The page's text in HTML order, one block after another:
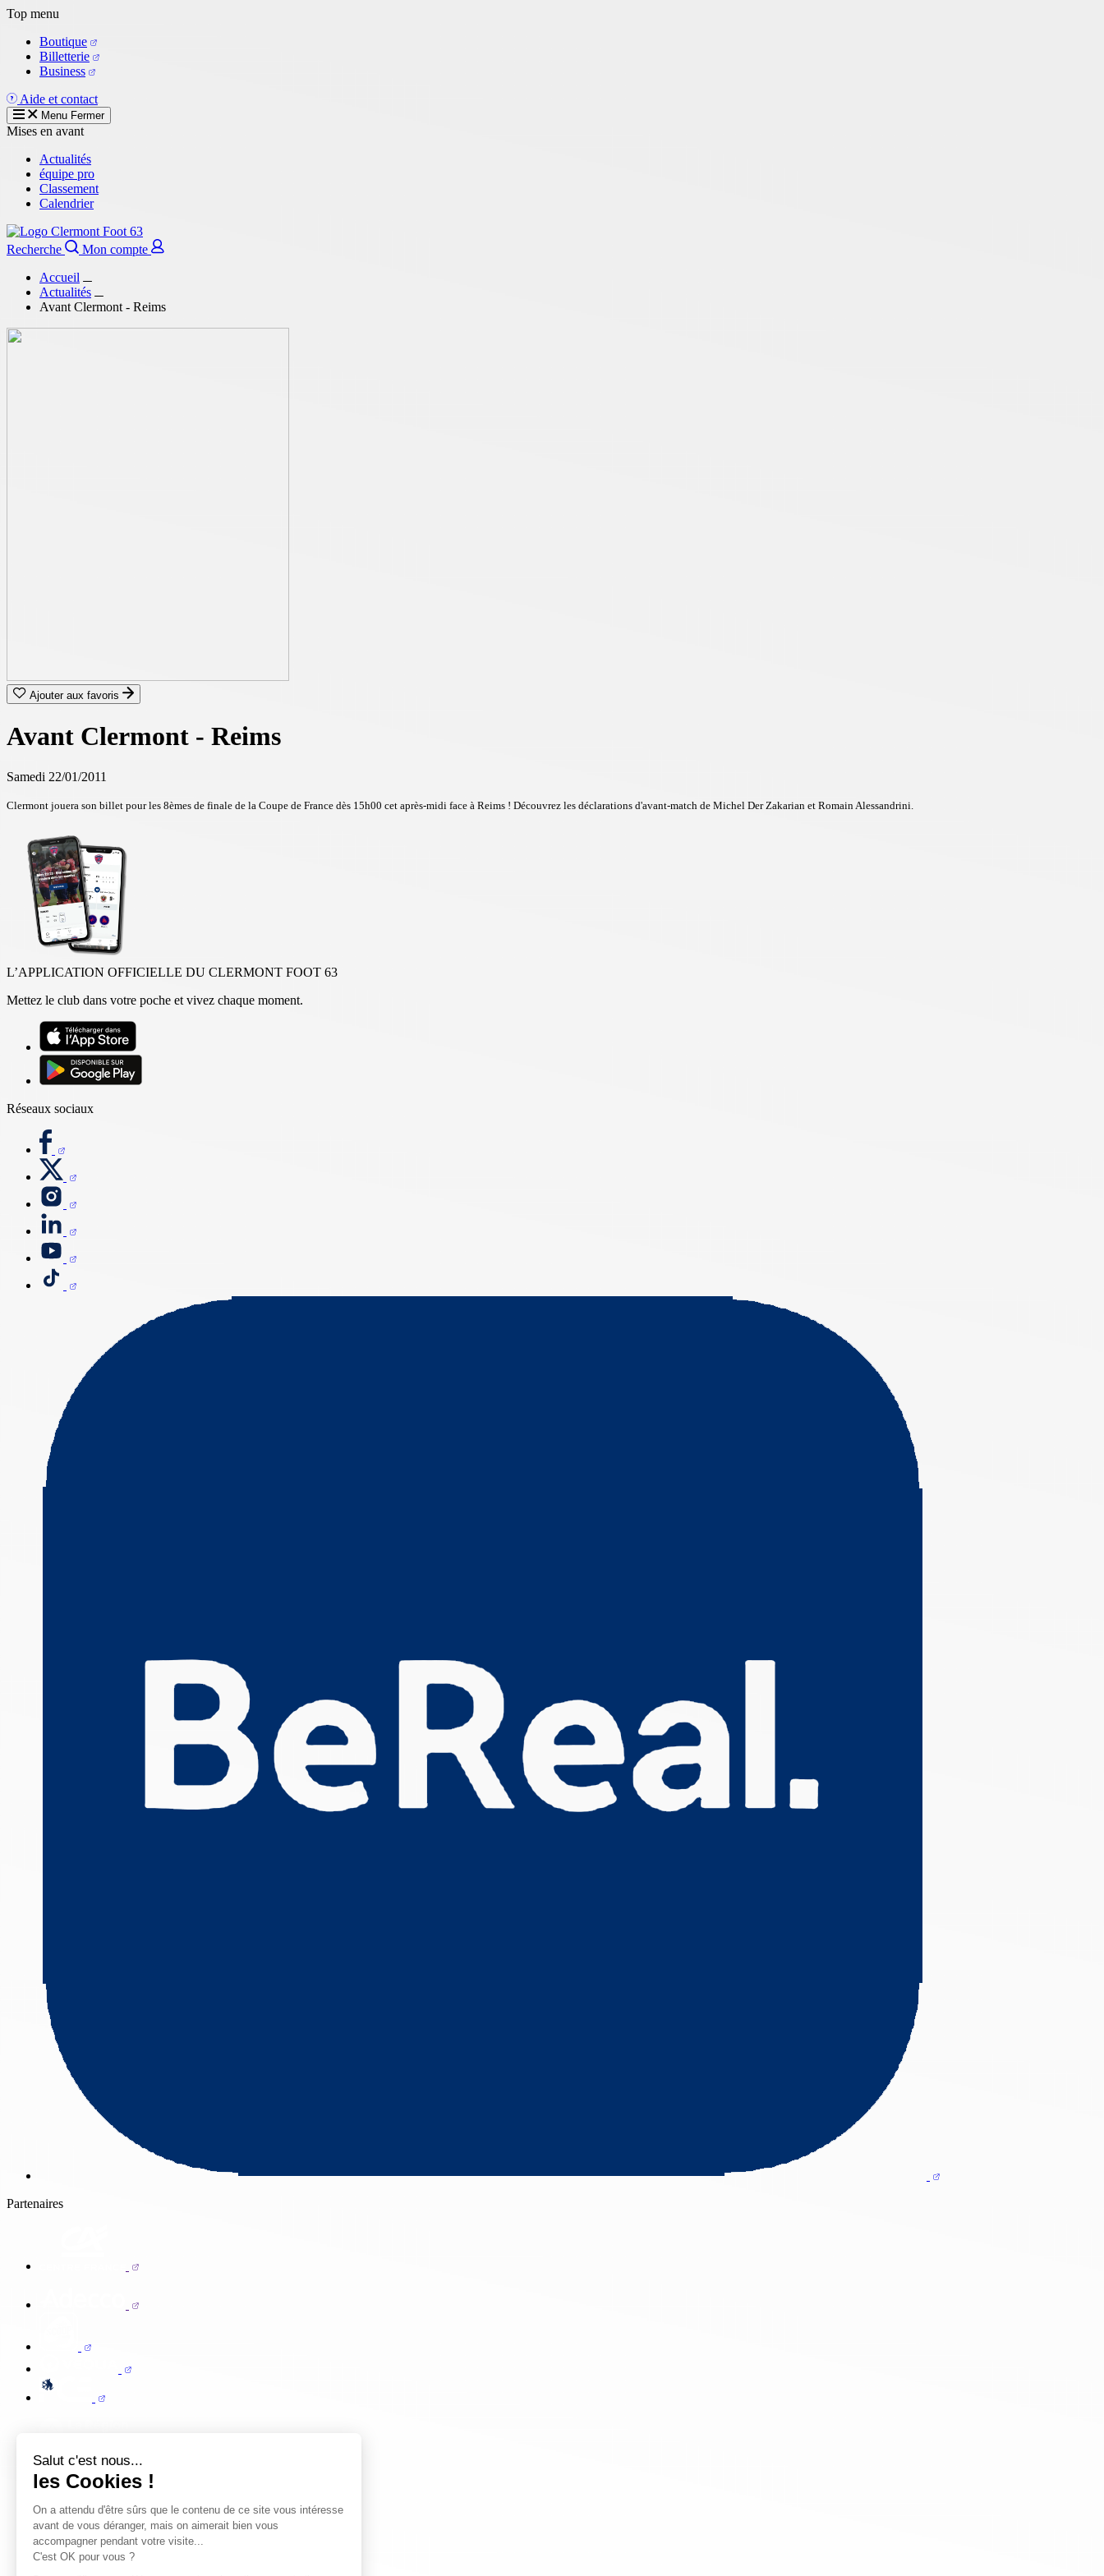
Salut c'est nous...
les Cookies !
On a attendu d'être sûrs que le contenu de ce site vous intéresse
avant de vous déranger, mais on aimerait bien vous
accompagner pendant votre visite...
C'est OK pour vous ?
Aller
contenu
principal
Top menu
Boutique
Billetterie
Business
Aide et contact
Menu Fermer
Mises en avant
Actualités
équipe pro
Classement
Calendrier
Recherche
Mon compte
Accueil
Actualités
Avant Clermont - Reims
Ajouter aux favoris
Avant Clermont - Reims
Samedi 22/01/2011
Clermont jouera son billet pour les 8èmes de finale de la Coupe de France dès 15h00 cet après-midi face à Reims ! Découvrez les déclarations d'avant-match de Michel Der Zakarian et Romain Alessandrini.
L’APPLICATION OFFICIELLE DU CLERMONT FOOT 63
Mettez le club dans votre poche et vivez chaque moment.
Réseaux sociaux
Partenaires